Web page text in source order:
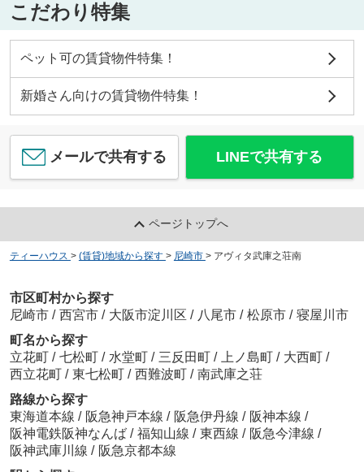
こだわり特集
ペット可の賃貸物件特集！
新婚さん向けの賃貸物件特集！
メールで共有する LINEで共有する
ページトップへ
ティーハウス > (賃貸)地域から探す > 尼崎市 > アヴィタ武庫之荘南
市区町村から探す
尼崎市 / 西宮市 / 大阪市淀川区 / 八尾市 / 松原市 / 寝屋川市
町名から探す
立花町 / 七松町 / 水堂町 / 三反田町 / 上ノ島町 / 大西町 /
西立花町 / 東七松町 / 西難波町 / 南武庫之荘
路線から探す
東海道本線 / 阪急神戸本線 / 阪急伊丹線 / 阪神本線 /
阪神電鉄阪神なんば / 福知山線 / 東西線 / 阪急今津線 /
阪神武庫川線 / 阪急京都本線